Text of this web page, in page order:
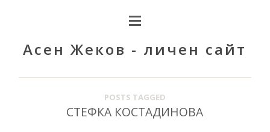
Асен Жеков - личен сайт
POSTS TAGGED
СТЕФКА КОСТАДИНОВА